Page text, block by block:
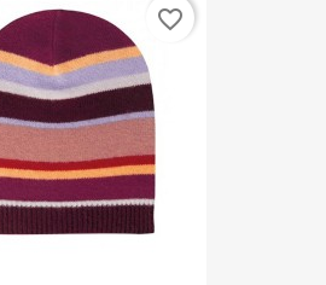
favorite_border